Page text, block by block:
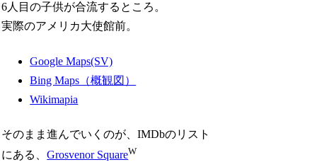
6人目の子供が合流するところ。
実際のアメリカ大使館前。
Google Maps(SV)
Bing Maps（概観図）
Wikimapia
そのまま進んでいくのが、IMDbのリスト
にある、Grosvenor SquareW